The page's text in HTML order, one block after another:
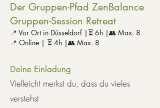
Der Gruppen-Pfad ZenBalance
Gruppen-Session Retreat
📍 Vor Ort in Düsseldorf |⏳ 6h |👥 Max. 8
📍 Online | ⏳ 4h |👥 Max. 8
Deine Einladung
Vielleicht merkst du, dass du vieles
verstehst